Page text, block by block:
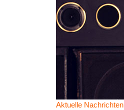
Aktuelle Nachrichten